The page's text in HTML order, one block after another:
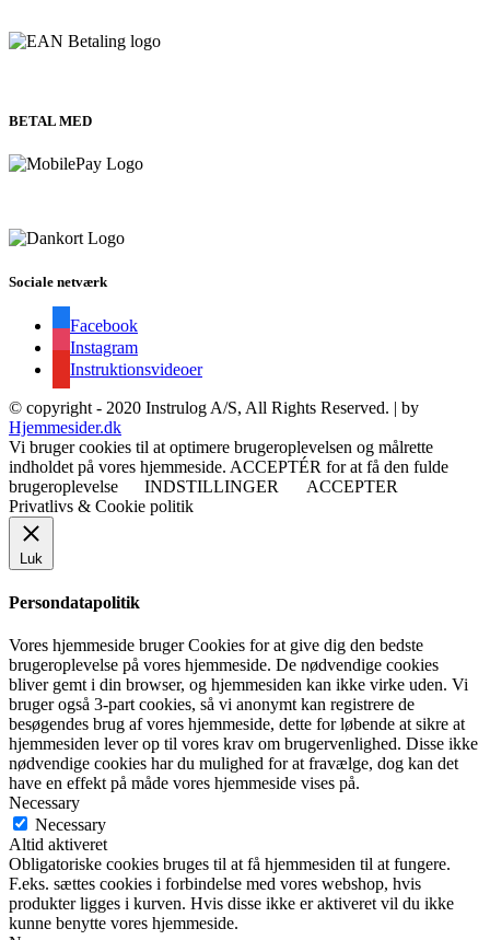
BETAL MED
Sociale netværk
Facebook
Instagram
Instruktionsvideoer
© copyright - 2020 Instrulog A/S, All Rights Reserved. | by
Hjemmesider.dk
Vi bruger cookies til at optimere brugeroplevelsen og målrette
indholdet på vores hjemmeside. ACCEPTÉR for at få den fulde
brugeroplevelse
INDSTILLINGER
ACCEPTER
Privatlivs & Cookie politik
Luk
Persondatapolitik
Vores hjemmeside bruger Cookies for at give dig den bedste
brugeroplevelse på vores hjemmeside. De nødvendige cookies
bliver gemt i din browser, og hjemmesiden kan ikke virke uden. Vi
bruger også 3-part cookies, så vi anonymt kan registrere de
besøgendes brug af vores hjemmeside, dette for løbende at sikre at
hjemmesiden lever op til vores krav om brugervenlighed. Disse ikke
nødvendige cookies har du mulighed for at fravælge, dog kan det
have en effekt på måde vores hjemmeside vises på.
Necessary
Necessary
Altid aktiveret
Obligatoriske cookies bruges til at få hjemmesiden til at fungere.
F.eks. sættes cookies i forbindelse med vores webshop, hvis
produkter ligges i kurven. Hvis disse ikke er aktiveret vil du ikke
kunne benytte vores hjemmeside.